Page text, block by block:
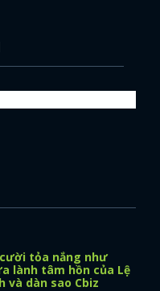
tỏa nắng như
lành tâm hồn của Lệ
và dàn sao Cbiz